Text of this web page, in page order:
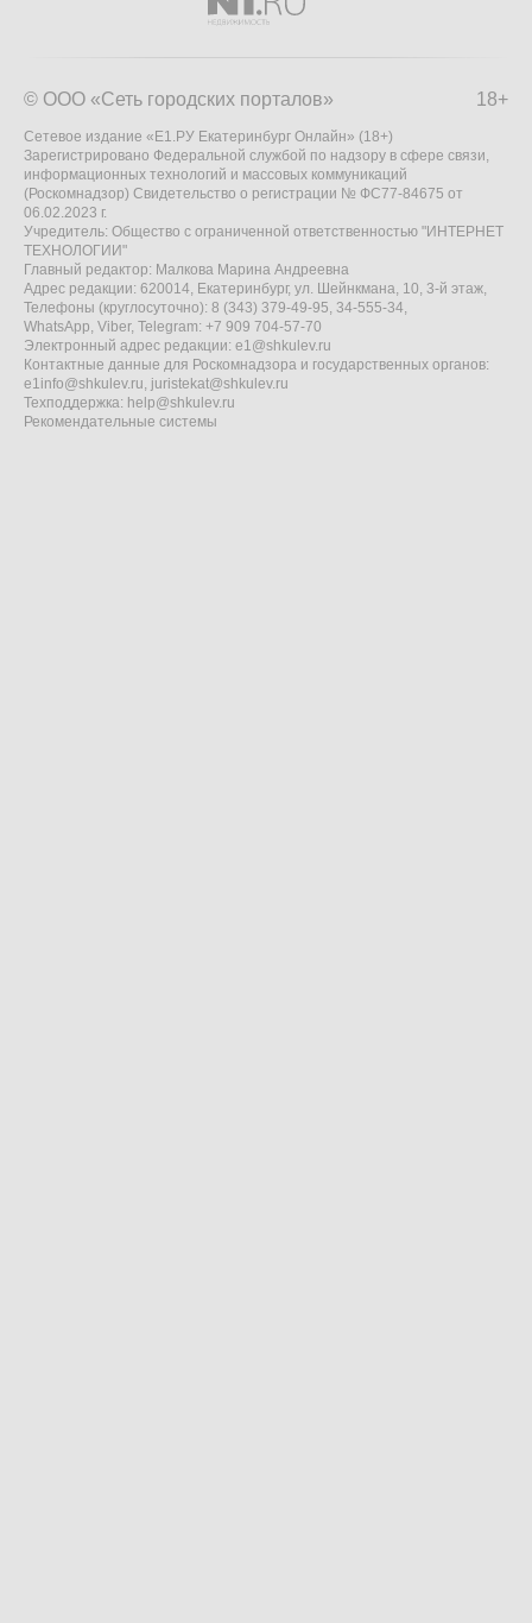
18+
© ООО «Сеть городских порталов»
Сетевое издание «Е1.РУ Екатеринбург Онлайн» (18+)
Зарегистрировано Федеральной службой по надзору в сфере связи,
информационных технологий и массовых коммуникаций
(Роскомнадзор) Свидетельство о регистрации № ФС77-84675 от
06.02.2023 г.
Учредитель: Общество с ограниченной ответственностью "ИНТЕРНЕТ
ТЕХНОЛОГИИ"
Главный редактор: Малкова Марина Андреевна
Адрес редакции: 620014, Екатеринбург, ул. Шейнкмана, 10, 3-й этаж,
Телефоны (круглосуточно): 8 (343) 379-49-95, 34-555-34,
WhatsApp, Viber, Telegram: +7 909 704-57-70
Электронный адрес редакции: e1@shkulev.ru
Контактные данные для Роскомнадзора и государственных органов:
e1info@shkulev.ru, juristekat@shkulev.ru
Техподдержка: help@shkulev.ru
Рекомендательные системы